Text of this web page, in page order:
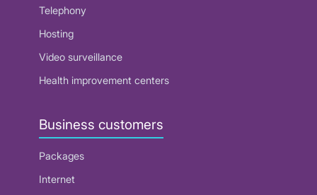
Telephony
Hosting
Video surveillance
Health improvement centers
Business customers
Packages
Internet